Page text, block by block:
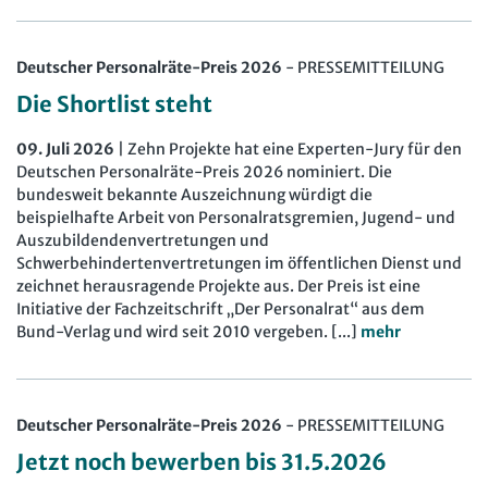
Mitbestimmungskompass
Beschäftigtendatenschutz
Lexikon
SBV
Arbeit in der SBV
MAV
Arbeit in der MAV
Bücher
Zeitschriften
Arbeitsrecht im Betrieb
Der Personalrat
Computer und Arbeit
Gute Arbeit
Fachmodule
Betriebsratswissen online
Beschäftigtendatenschutz online
Personalratswissen online
KI-Praxis Arbeitsrecht online
Software
Newsletter
Bund SHOP
mein Bund-Online
Deutscher Personalräte-Preis 2026 - PRESSEMITTEILUNG
Die Shortlist steht
09. Juli 2026 | Zehn Projekte hat eine Experten-Jury für den
Deutschen Personalräte-Preis 2026 nominiert. Die
bundesweit bekannte Auszeichnung würdigt die
beispielhafte Arbeit von Personalratsgremien, Jugend- und
Auszubildendenvertretungen und
Schwerbehindertenvertretungen im öffentlichen Dienst und
zeichnet herausragende Projekte aus. Der Preis ist eine
Initiative der Fachzeitschrift „Der Personalrat“ aus dem
Bund-Verlag und wird seit 2010 vergeben. [...] mehr
Deutscher Personalräte-Preis 2026 - PRESSEMITTEILUNG
Jetzt noch bewerben bis 31.5.2026